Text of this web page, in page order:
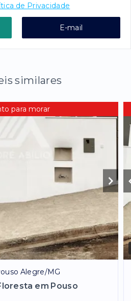
de Privacidade
E-mail
similares
para morar
Alegre/MG
em Pouso